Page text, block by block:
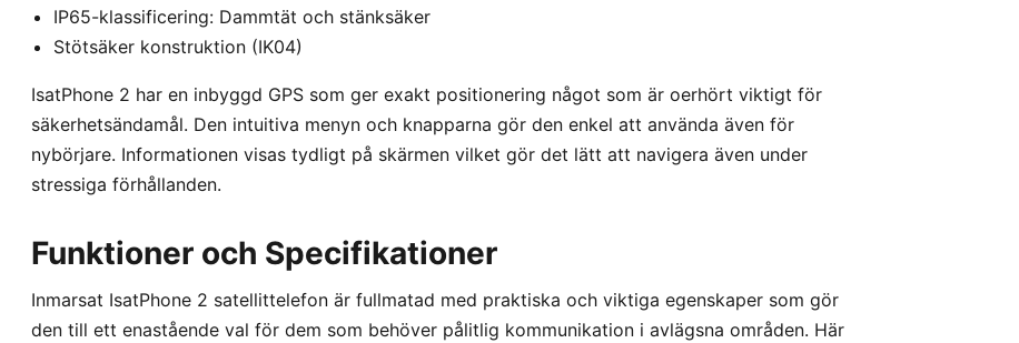
IP65-klassificering: Dammtät och stänksäker
Stötsäker konstruktion (IK04)
IsatPhone 2 har en inbyggd GPS som ger exakt positionering något som är oerhört viktigt för
säkerhetsändamål. Den intuitiva menyn och knapparna gör den enkel att använda även för
nybörjare. Informationen visas tydligt på skärmen vilket gör det lätt att navigera även under
stressiga förhållanden.
Funktioner och Specifikationer
Inmarsat IsatPhone 2 satellittelefon är fullmatad med praktiska och viktiga egenskaper som gör
den till ett enastående val för dem som behöver pålitlig kommunikation i avlägsna områden. Här